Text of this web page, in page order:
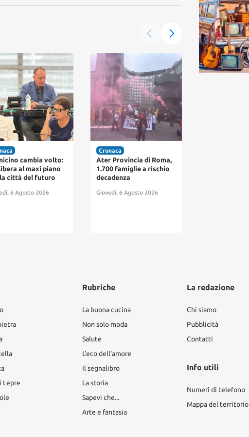
Provincia di Roma,
famiglie a rischio
6 Agosto 2026
Cronaca
Fiumicino dichiara
guerra al degrado: nasce
il “Nucleo Decoro”
Giovedì, 6 Agosto 2026
Lepre
Rubriche
La buona cucina
Non solo moda
Salute
L’eco dell’amore
Il segnalibro
La storia
Sapevi che...
Arte e fantasia
La redazione
Chi siamo
Pubblicità
Contatti
Info utili
Numeri di telefono
Mappa del territorio